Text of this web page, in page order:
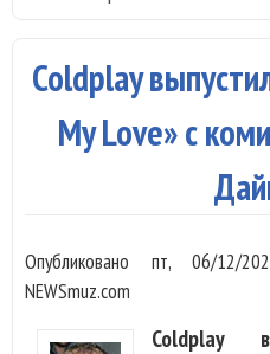
Coldplay
My Love» с
Опубликовано пт, 06/12/
NEWSmuz.com
Coldplay